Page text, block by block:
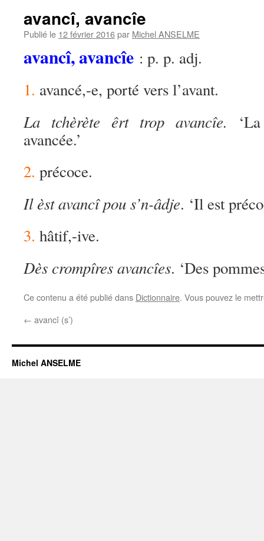
avancî, avancîe
Publié le 12 février 2016par Michel ANSELME
avancî, avancîe : p. p. adj.
1. avancé,-e, porté vers l’avant.
La tchèrète êrt trop avancîe.
avancée.’
2. précoce.
Il èst avancî pou s’n-âdje. ‘Il est
3. hâtif,-ive.
Dès crompîres avancîes. ‘Des
Ce contenu a été publié dans Dictionnaire. Vous pouvez le
← avancî (s’)
Michel ANSELME